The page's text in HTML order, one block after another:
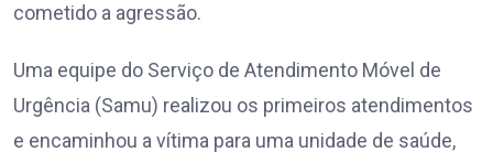
cometido a agressão.
Uma equipe do Serviço de Atendimento Móvel de
Urgência (Samu) realizou os primeiros atendimentos
e encaminhou a vítima para uma unidade de saúde,